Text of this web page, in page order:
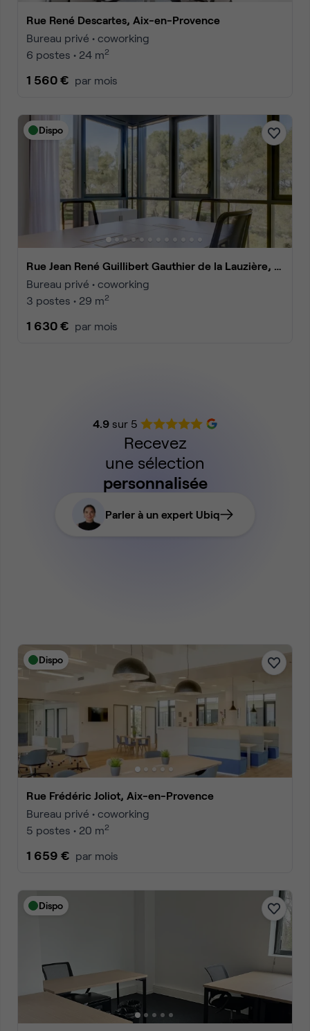
Rue René Descartes, Aix-en-Provence
Bureau privé • coworking
6 postes • 24 m2
1 560 € par mois
Dispo
Rue Jean René Guillibert Gauthier de la Lauzière, Aix-en-Provence
Bureau privé • coworking
3 postes • 29 m2
1 630 € par mois
4.9sur 5
Recevez
une sélection
personnalisée
Parler à un expert Ubiq
Dispo
Rue Frédéric Joliot, Aix-en-Provence
Bureau privé • coworking
5 postes • 20 m2
1 659 € par mois
Dispo